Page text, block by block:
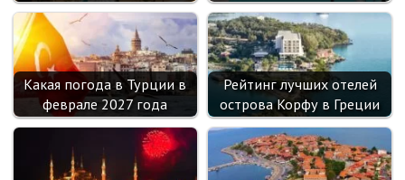
Какая погода в Турции в
феврале 2027 года
Рейтинг лучших отелей
острова Корфу в Греции